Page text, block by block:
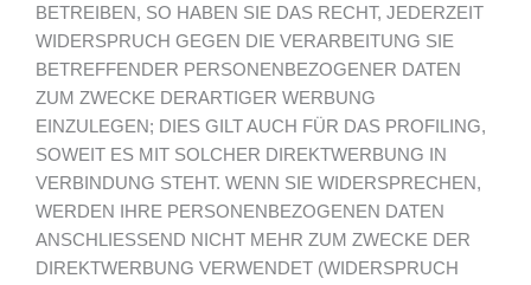
BETREIBEN, SO HABEN SIE DAS RECHT, JEDERZEIT
WIDERSPRUCH GEGEN DIE VERARBEITUNG SIE
BETREFFENDER PERSONENBEZOGENER DATEN
ZUM ZWECKE DERARTIGER WERBUNG
EINZULEGEN; DIES GILT AUCH FÜR DAS PROFILING,
SOWEIT ES MIT SOLCHER DIREKTWERBUNG IN
VERBINDUNG STEHT. WENN SIE WIDERSPRECHEN,
WERDEN IHRE PERSONENBEZOGENEN DATEN
ANSCHLIESSEND NICHT MEHR ZUM ZWECKE DER
DIREKTWERBUNG VERWENDET (WIDERSPRUCH